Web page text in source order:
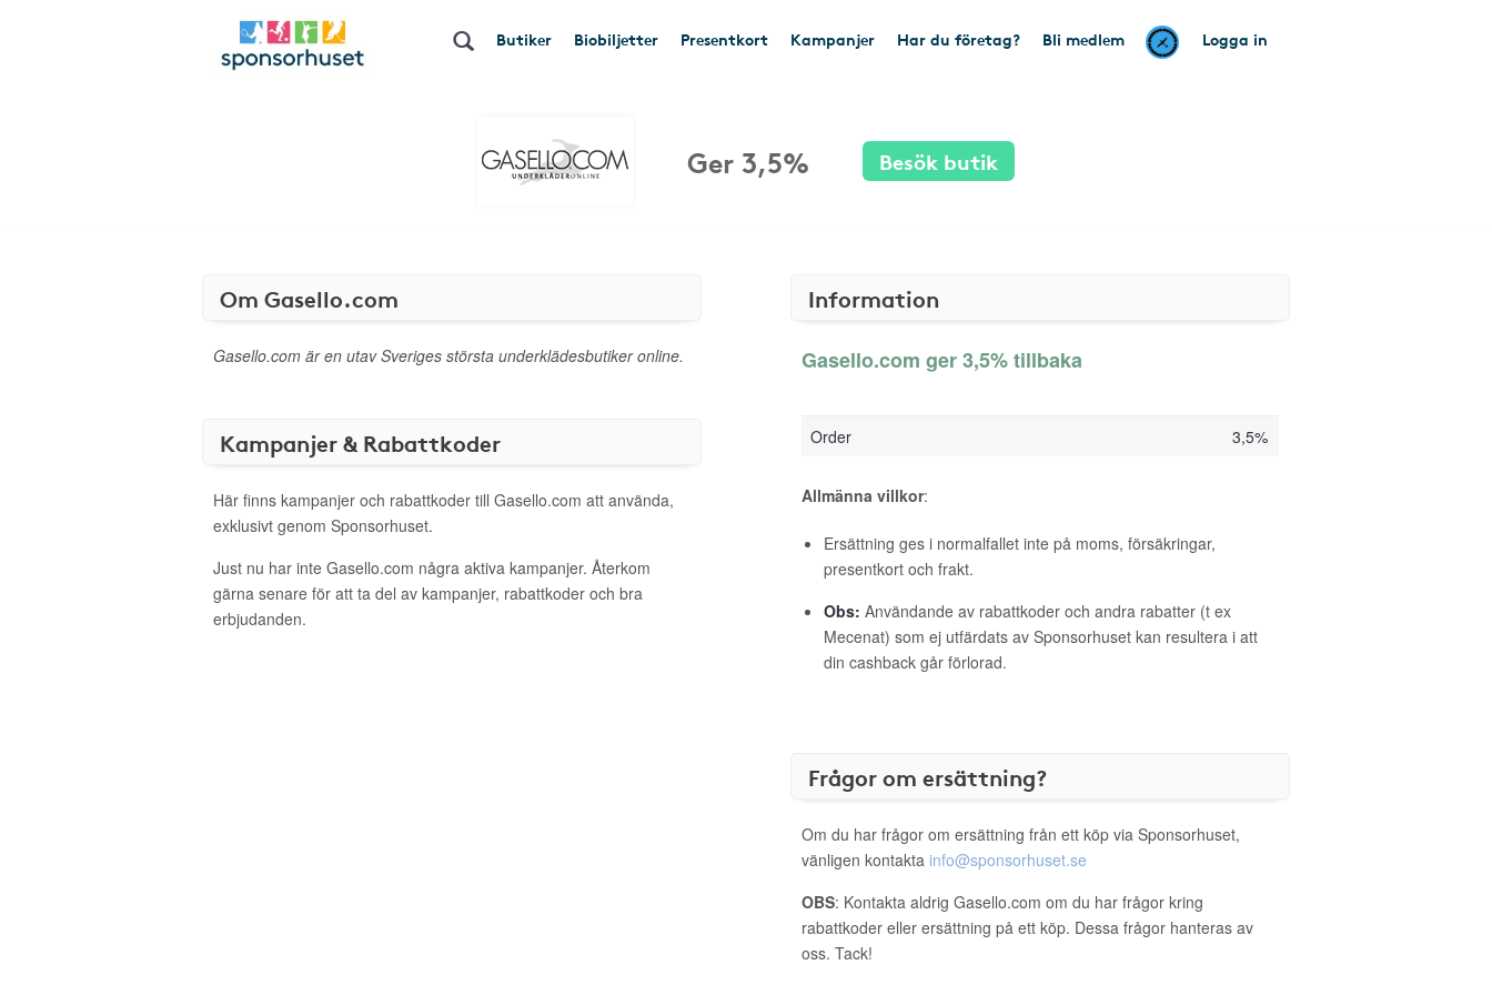
Butiker Biobiljetter Presentkort Kampanjer Har du företag? Bli medlem Logga in
Ger 3,5% Besök butik
Om Gasello.com
Gasello.com är en utav Sveriges största underklädesbutiker online.
Kampanjer & Rabattkoder
Här finns kampanjer och rabattkoder till Gasello.com att använda,
exklusivt genom Sponsorhuset.
Just nu har inte Gasello.com några aktiva kampanjer. Återkom
gärna senare för att ta del av kampanjer, rabattkoder och bra
erbjudanden.
Information
Gasello.com ger 3,5% tillbaka
Order 3,5%
Allmänna villkor:
Ersättning ges i normalfallet inte på moms, försäkringar,
presentkort och frakt.
Obs: Användande av rabattkoder och andra rabatter (t ex
Mecenat) som ej utfärdats av Sponsorhuset kan resultera i att
din cashback går förlorad.
Frågor om ersättning?
Om du har frågor om ersättning från ett köp via Sponsorhuset,
vänligen kontakta info@sponsorhuset.se
OBS: Kontakta aldrig Gasello.com om du har frågor kring
rabattkoder eller ersättning på ett köp. Dessa frågor hanteras av
oss. Tack!